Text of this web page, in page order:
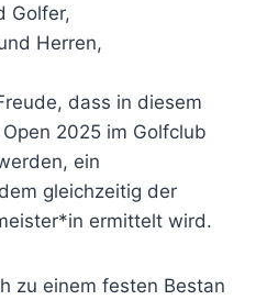
Golfer,
Herren,
dass in diesem
2025 im Golfclub
ein
gleichzeitig der
ermittelt wird.
zu einem festen Bestan